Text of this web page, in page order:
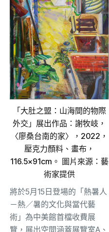
「大肚之盟：山海間的物際
外交」展出作品：謝牧岐，
〈廖桑台南的家〉，2022，
壓克力顏料、畫布，
116.5×91cm。 圖片來源：藝
術家提供
將於5月15日登場的「熱暑人
－熱／暑的文化與當代藝
術」為中美館首檔收費展
覽，展出空間涵蓋展覽室A、